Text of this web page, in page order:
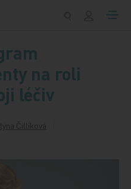
na roli
léčiv
Čillíková